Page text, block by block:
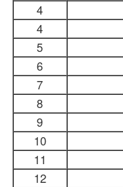
4
4
5
6
7
8
9
10
11
12